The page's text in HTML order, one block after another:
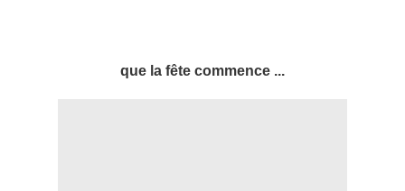
que la fête commence ...